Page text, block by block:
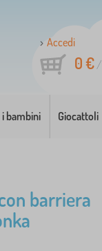
Accedi
0 €/
bambini Giocattoli
barriera